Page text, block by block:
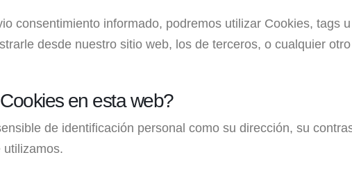
consentimiento informado, podremos utilizar Cookies, tags
desde nuestro sitio web, los de terceros, o cualquier
en esta web?
de identificación personal como su dirección, su
utilizamos.